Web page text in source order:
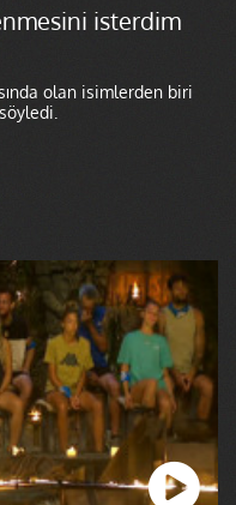
isterdim
olan isimlerden biri